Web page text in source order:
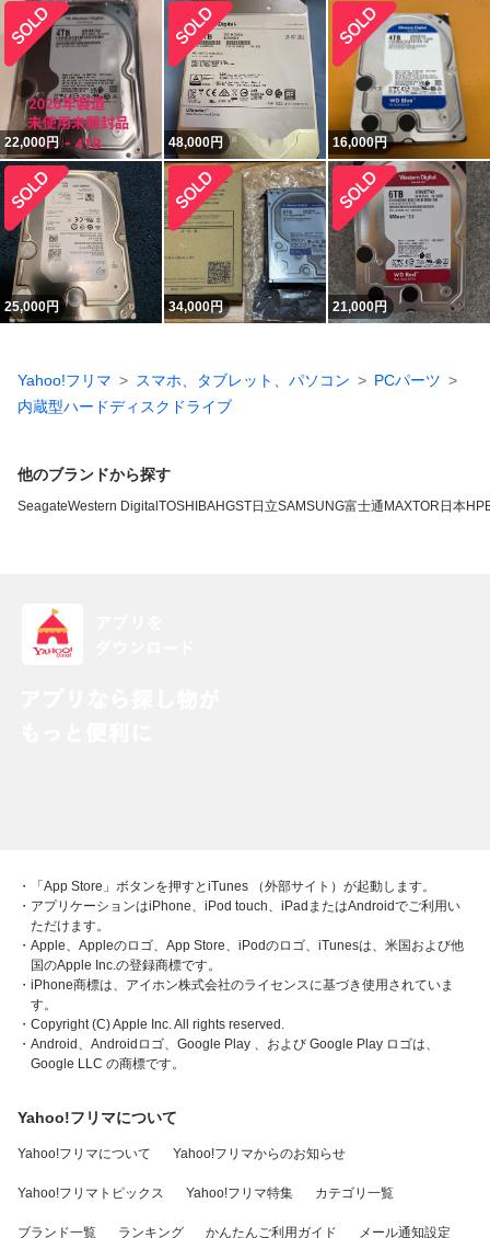
22,000円 48,000円 16,000円
25,000円 34,000円 21,000円
Yahoo!フリマ スマホ、タブレット、パソコン
PCパーツ
内蔵型ハードディスクドライブ
他のブランドから探す
SeagateWestern Digital TOSHIBAHGST日立SAMSUNG富士通 MAXTOR 日本HP
・「App Store」ボタンを押すとiTunes （外部サイト）が起動します。
・アプリケーションはiPhone、iPod touch、iPadまたはAndroidでご利用い
ただけます。
・Apple、Appleのロゴ、App Store、iPodのロゴ、iTunesは、米国および他
国のApple Inc.の登録商標です。
・iPhone商標は、アイホン株式会社のライセンスに基づき使用されていま
す。
・Copyright (C) Apple Inc. All rights reserved.
・Android、Androidロゴ、Google Play 、および Google Play ロゴは、
Google LLC の商標です。
Yahoo!フリマについて
Yahoo!フリマについて Yahoo!フリマからのお知らせ
Yahoo!フリマトピックス Yahoo!フリマ特集 カテゴリ一覧
ブランド一覧 ランキング かんたんご利用ガイド メール通知設定